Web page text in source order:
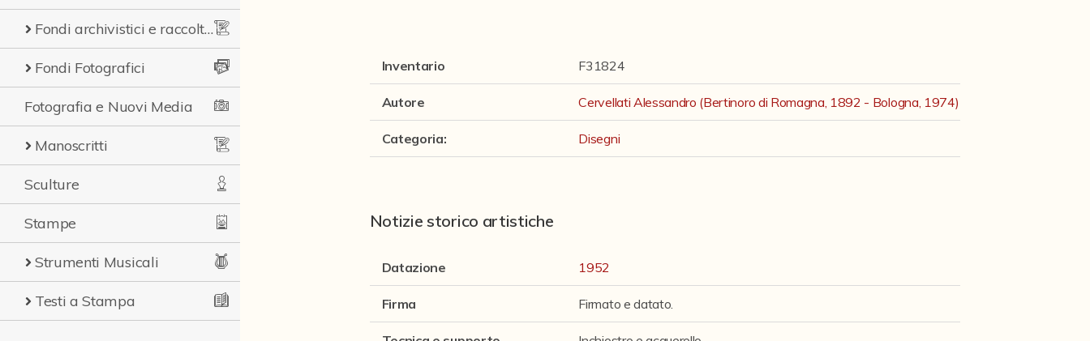
Fondi archivistici e raccolte documentarie
Fondi Fotografici
Fotografia e Nuovi Media
Manoscritti
Sculture
Stampe
Strumenti Musicali
Testi a Stampa
Inventario F31824
Autore Cervellati Alessandro (Bertinoro di Romagna, 1892 - Bologna, 1974)
Categoria: Disegni
Notizie storico artistiche
Datazione 1952
Firma Firmato e datato.